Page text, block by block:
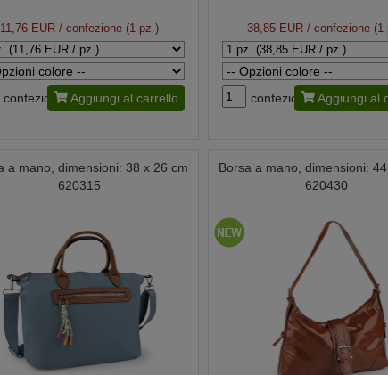
11,76 EUR / confezione (1 pz.)
confezione Aggiungi al carrello
38,85 EUR/ confezione (1
confezione Aggiungi al
a mano, dimensioni: 38 x 26 cm
620315
Borsa a mano, dimensioni:
620430